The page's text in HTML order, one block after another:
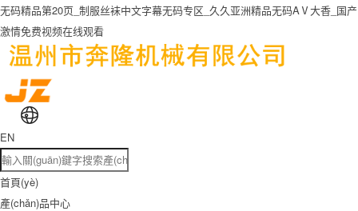
无码精品第20页_制服丝袜中文字幕无码专区_久久亚洲精品无码AⅤ大香_国产
激情免费视频在线观看
EN
首頁(yè)
產(chǎn)品中心